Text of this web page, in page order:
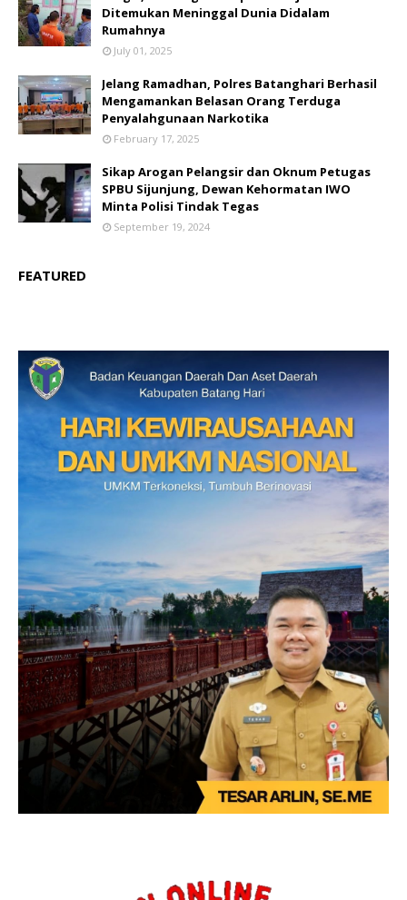
Ditemukan Meninggal Dunia Didalam
Rumahnya
July 01, 2025
Jelang Ramadhan, Polres Batanghari Berhasil
Mengamankan Belasan Orang Terduga
Penyalahgunaan Narkotika
February 17, 2025
Sikap Arogan Pelangsir dan Oknum Petugas
SPBU Sijunjung, Dewan Kehormatan IWO
Minta Polisi Tindak Tegas
September 19, 2024
FEATURED